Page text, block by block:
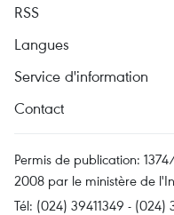
RSS
Langues
Service d'information
Contact
Permis de publication:
2008 par le ministère de
Tél: (024) 39411349 - (024)